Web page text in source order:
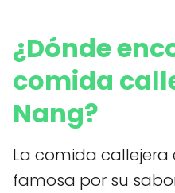
¿Dónde
comida
Nang?
La comida callejera
famosa por su